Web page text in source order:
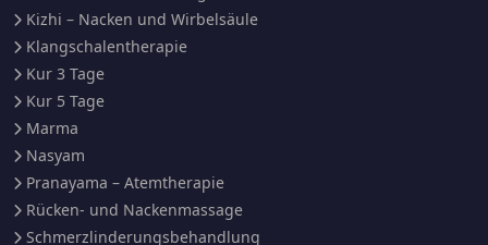
Kizhi – Nacken und Wirbelsäule
Klangschalentherapie
Kur 3 Tage
Kur 5 Tage
Marma
Nasyam
Pranayama – Atemtherapie
Rücken- und Nackenmassage
Schmerzlinderungsbehandlung